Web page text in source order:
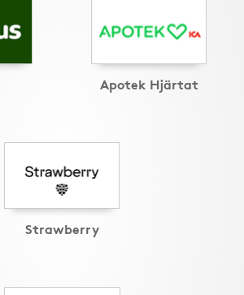
Apotek Hjärtat
Strawberry